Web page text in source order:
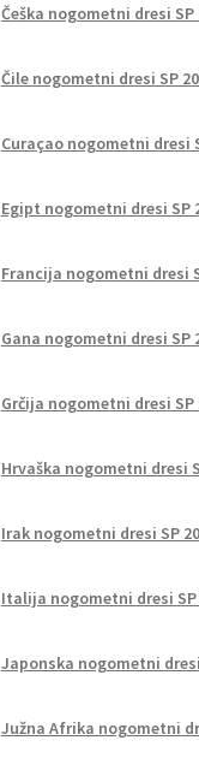
Češka nogometni dresi SP
Čile nogometni dresi SP
Curaçao nogometni dresi
Egipt nogometni dresi SP
Francija nogometni dresi
Gana nogometni dresi SP
Grčija nogometni dresi SP
Hrvaška nogometni dresi
Irak nogometni dresi SP
Italija nogometni dresi SP
Japonska nogometni dresi
Južna Afrika nogometni